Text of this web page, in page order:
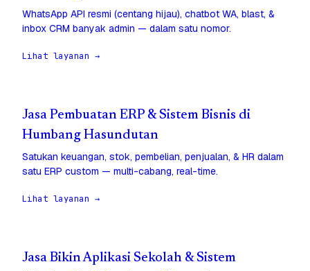
WhatsApp API resmi (centang hijau), chatbot WA, blast, &
inbox CRM banyak admin — dalam satu nomor.
Lihat layanan →
Jasa Pembuatan ERP & Sistem Bisnis di
Humbang Hasundutan
Satukan keuangan, stok, pembelian, penjualan, & HR dalam
satu ERP custom — multi-cabang, real-time.
Lihat layanan →
Jasa Bikin Aplikasi Sekolah & Sistem